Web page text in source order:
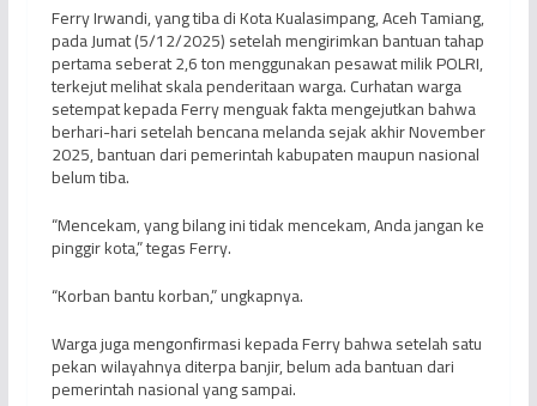
Ferry Irwandi, yang tiba di Kota Kualasimpang, Aceh Tamiang,
pada Jumat (5/12/2025) setelah mengirimkan bantuan tahap
pertama seberat 2,6 ton menggunakan pesawat milik POLRI,
terkejut melihat skala penderitaan warga. Curhatan warga
setempat kepada Ferry menguak fakta mengejutkan bahwa
berhari-hari setelah bencana melanda sejak akhir November
2025, bantuan dari pemerintah kabupaten maupun nasional
belum tiba.
“Mencekam, yang bilang ini tidak mencekam, Anda jangan ke
pinggir kota,” tegas Ferry.
“Korban bantu korban,” ungkapnya.
Warga juga mengonfirmasi kepada Ferry bahwa setelah satu
pekan wilayahnya diterpa banjir, belum ada bantuan dari
pemerintah nasional yang sampai.